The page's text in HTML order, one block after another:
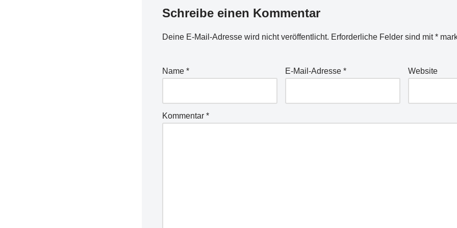
Schreibe einen Kommentar
Deine E-Mail-Adresse wird nicht veröffentlicht. Erforderliche Felder sind mit*
Name * E-Mail-Adresse * Website
Kommentar *